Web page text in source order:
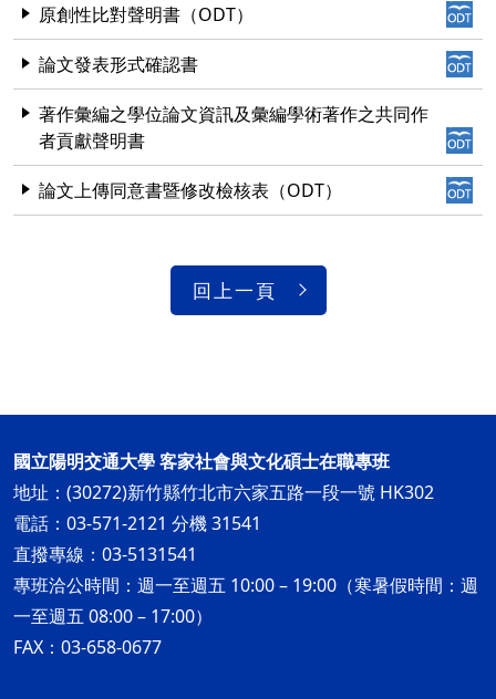
原創性比對聲明書（ODT）
論文發表形式確認書
著作彙編之學位論文資訊及彙編學術著作之共同作
者貢獻聲明書
論文上傳同意書暨修改檢核表（ODT）
回上一頁
國立陽明交通大學 客家社會與文化碩士在職專班
地址：(30272)新竹縣竹北市六家五路一段一號 HK302
電話：03-571-2121 分機 31541
直撥專線：03-5131541
專班洽公時間：週一至週五 10:00 – 19:00（寒暑假時間：週
一至週五 08:00 – 17:00）
FAX：03-658-0677